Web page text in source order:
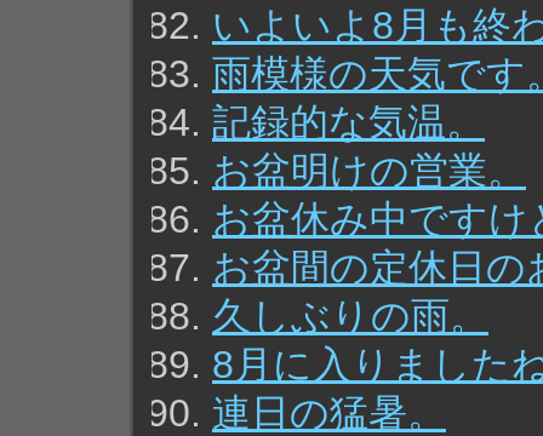
いよいよ8月も終
雨模様の天気です
記録的な気温。
お盆明けの営業。
お盆休み中ですけ
お盆間の定休日
久しぶりの雨。
8月に入りました
連日の猛暑。